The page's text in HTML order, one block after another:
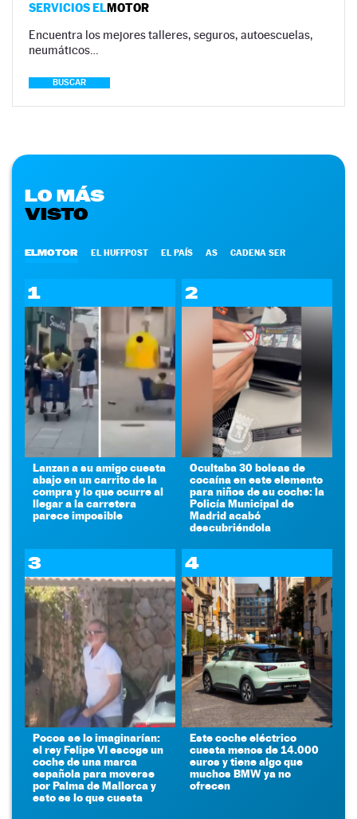
SERVICIOS ELMOTOR
Encuentra los mejores talleres, seguros, autoescuelas,
neumáticos…
BUSCAR
LO MÁS
VISTO
ELMOTOR EL HUFFPOST EL PAÍS AS CADENA SER
1
Lanzan a su amigo cuesta
abajo en un carrito de la
compra y lo que ocurre al
llegar a la carretera
parece imposible
2
Ocultaba 30 bolsas de
cocaína en este elemento
para niños de su coche: la
Policía Municipal de
Madrid acabó
descubriéndola
3
Pocos se lo imaginarían:
el rey Felipe VI escoge un
coche de una marca
española para moverse
por Palma de Mallorca y
esto es lo que cuesta
4
Este coche eléctrico
cuesta menos de 14.000
euros y tiene algo que
muchos BMW ya no
ofrecen